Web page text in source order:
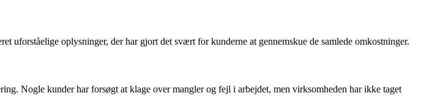
oplysninger, der har gjort det svært for kunderne at gennemskue de samlede omkostninger.
Nogle kunder har forsøgt at klage over mangler og fejl i arbejdet, men virksomheden har ikke taget